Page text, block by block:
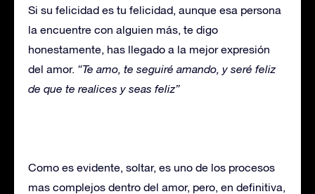
Si su felicidad es tu felicidad, aunque esa persona
la encuentre con alguien más, te digo
honestamente, has llegado a la mejor expresión
del amor. “Te amo, te seguiré amando, y seré feliz
de que te realices y seas feliz”
Como es evidente, soltar, es uno de los procesos
mas complejos dentro del amor, pero, en definitiva,